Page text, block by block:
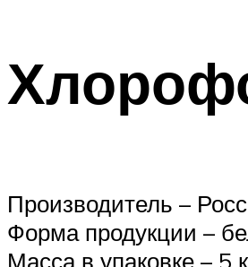
Производитель –
Форма продукции –
Масса в упаковке – 5